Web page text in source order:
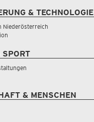
& TECHNOLOGIE
Niederösterreich
SPORT
& MENSCHEN